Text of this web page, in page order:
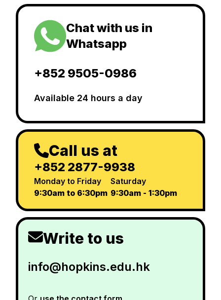
Chat with us in
Whatsapp
+852 9505-0986
Available 24 hours a day
Call us at
+852 2877-9938
Monday to Friday
9:30am to 6:30pm
Saturday
9:30am - 1:30pm
Write to us
info@hopkins.edu.hk